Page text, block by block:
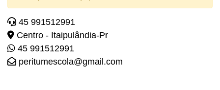
45 991512991
Centro - Itaipulândia-Pr
45 991512991
peritumescola@gmail.com